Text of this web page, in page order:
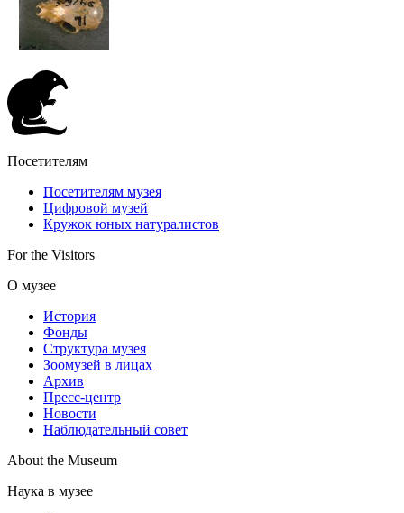
Посетителям
Посетителям музея
Цифровой музей
Кружок юных натуралистов
For the Visitors
О музее
История
Фонды
Структура музея
Зоомузей в лицах
Архив
Пресс-центр
Новости
Наблюдательный совет
About the Museum
Наука в музее